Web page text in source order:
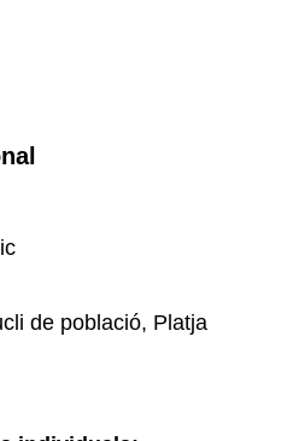
de població, Platja